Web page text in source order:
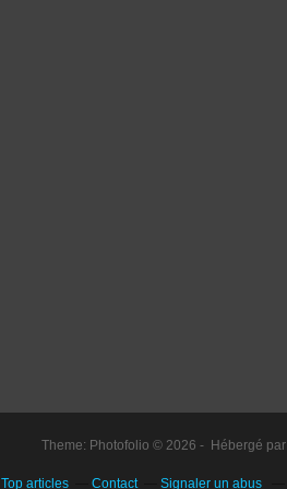
Theme: Photofolio © 2026 - Hébergé par
Top articles Contact Signaler un abus